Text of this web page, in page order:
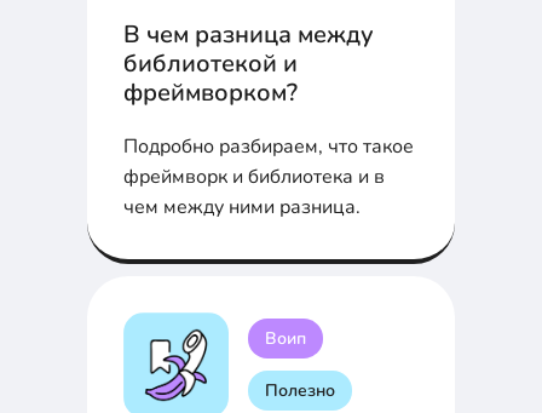
В чем разница между
библиотекой и
фреймворком?
Подробно разбираем, что такое
фреймворк и библиотека и в
чем между ними разница.
Воип
Полезно